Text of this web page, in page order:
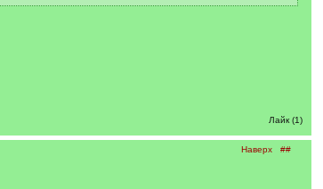
Лайк (1)
Наверх ##